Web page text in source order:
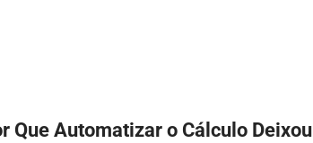
Que Automatizar o Cálculo Deixou